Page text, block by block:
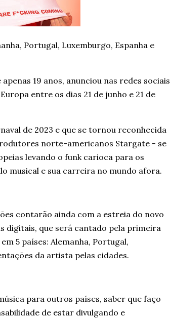
Portugal, Luxemburgo, Espanha e
19 anos, anunciou nas redes sociais
entre os dias 21 de junho e 21 de
de 2023 e que se tornou reconhecida
norte-americanos Stargate - se
levando o funk carioca para os
musical e sua carreira no mundo afora.
contarão ainda com a estreia do novo
digitais, que será cantado pela primeira
5 países: Alemanha, Portugal,
da artista pelas cidades.
para outros países, saber que faço
de estar divulgando e